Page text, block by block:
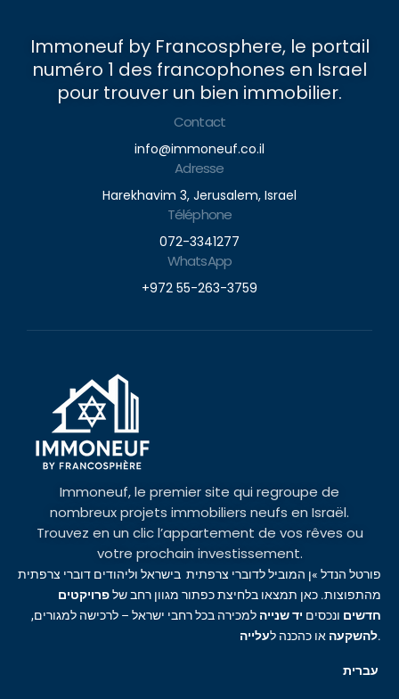
Immoneuf by Francosphere, le portail
numéro 1 des francophones en Israel
pour trouver un bien immobilier.
Contact
info@immoneuf.co.il
Adresse
Harekhavim 3, Jerusalem, Israel
Téléphone
072-3341277
WhatsApp
+972 55-263-3759
Immoneuf, le premier site qui regroupe de
nombreux projets immobiliers neufs en Israël.
Trouvez en un clic l’appartement de vos rêves ou
votre prochain investissement.
פורטל הנדל »ן המוביל לדוברי צרפתית בישראל וליהודים דוברי צרפתית
מהתפוצות. כאן תמצאו בלחיצת כפתור מגוון רחב שלפרויקטים
חדשים ונכסים יד שנייה למכירה בכל רחבי ישראל – לרכישה למגורים,
להשקעה או כהכנה לעלייה .